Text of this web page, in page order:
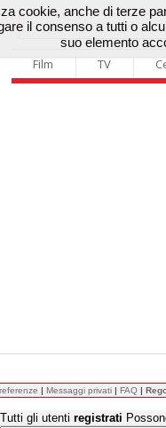
Film TV
| Messaggi privati | FAQ |
Tutti gli utenti registrati
cookie, anche di terze
il consenso a tutti o
suo elemento